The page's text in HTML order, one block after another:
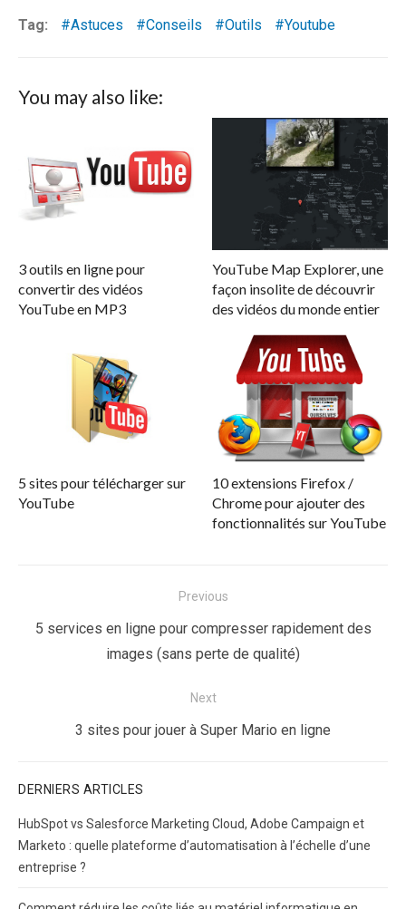
Tag: Astuces Conseils Outils Youtube
You may also like:
3 outils en ligne pour
convertir des vidéos
YouTube en MP3
YouTube Map Explorer, une
façon insolite de découvrir
des vidéos du monde entier
5 sites pour télécharger sur
YouTube
10 extensions Firefox /
Chrome pour ajouter des
fonctionnalités sur YouTube
de
Previous
Previous
5 services en ligne pour compresser rapidement des
images (sans perte de qualité)
Next
Next
3 sites pour jouer à Super Mario en ligne
DERNIERS ARTICLES
HubSpot vs Salesforce Marketing Cloud, Adobe Campaign et
Marketo : quelle plateforme d’automatisation à l’échelle d’une
entreprise ?